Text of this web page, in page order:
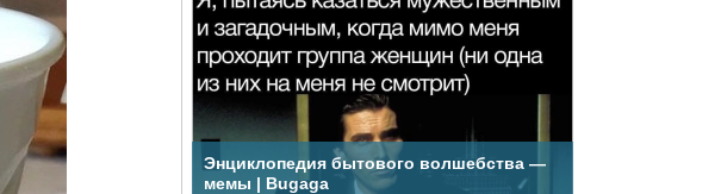
Энциклопедия бытового волшебства —
мемы | Bugaga